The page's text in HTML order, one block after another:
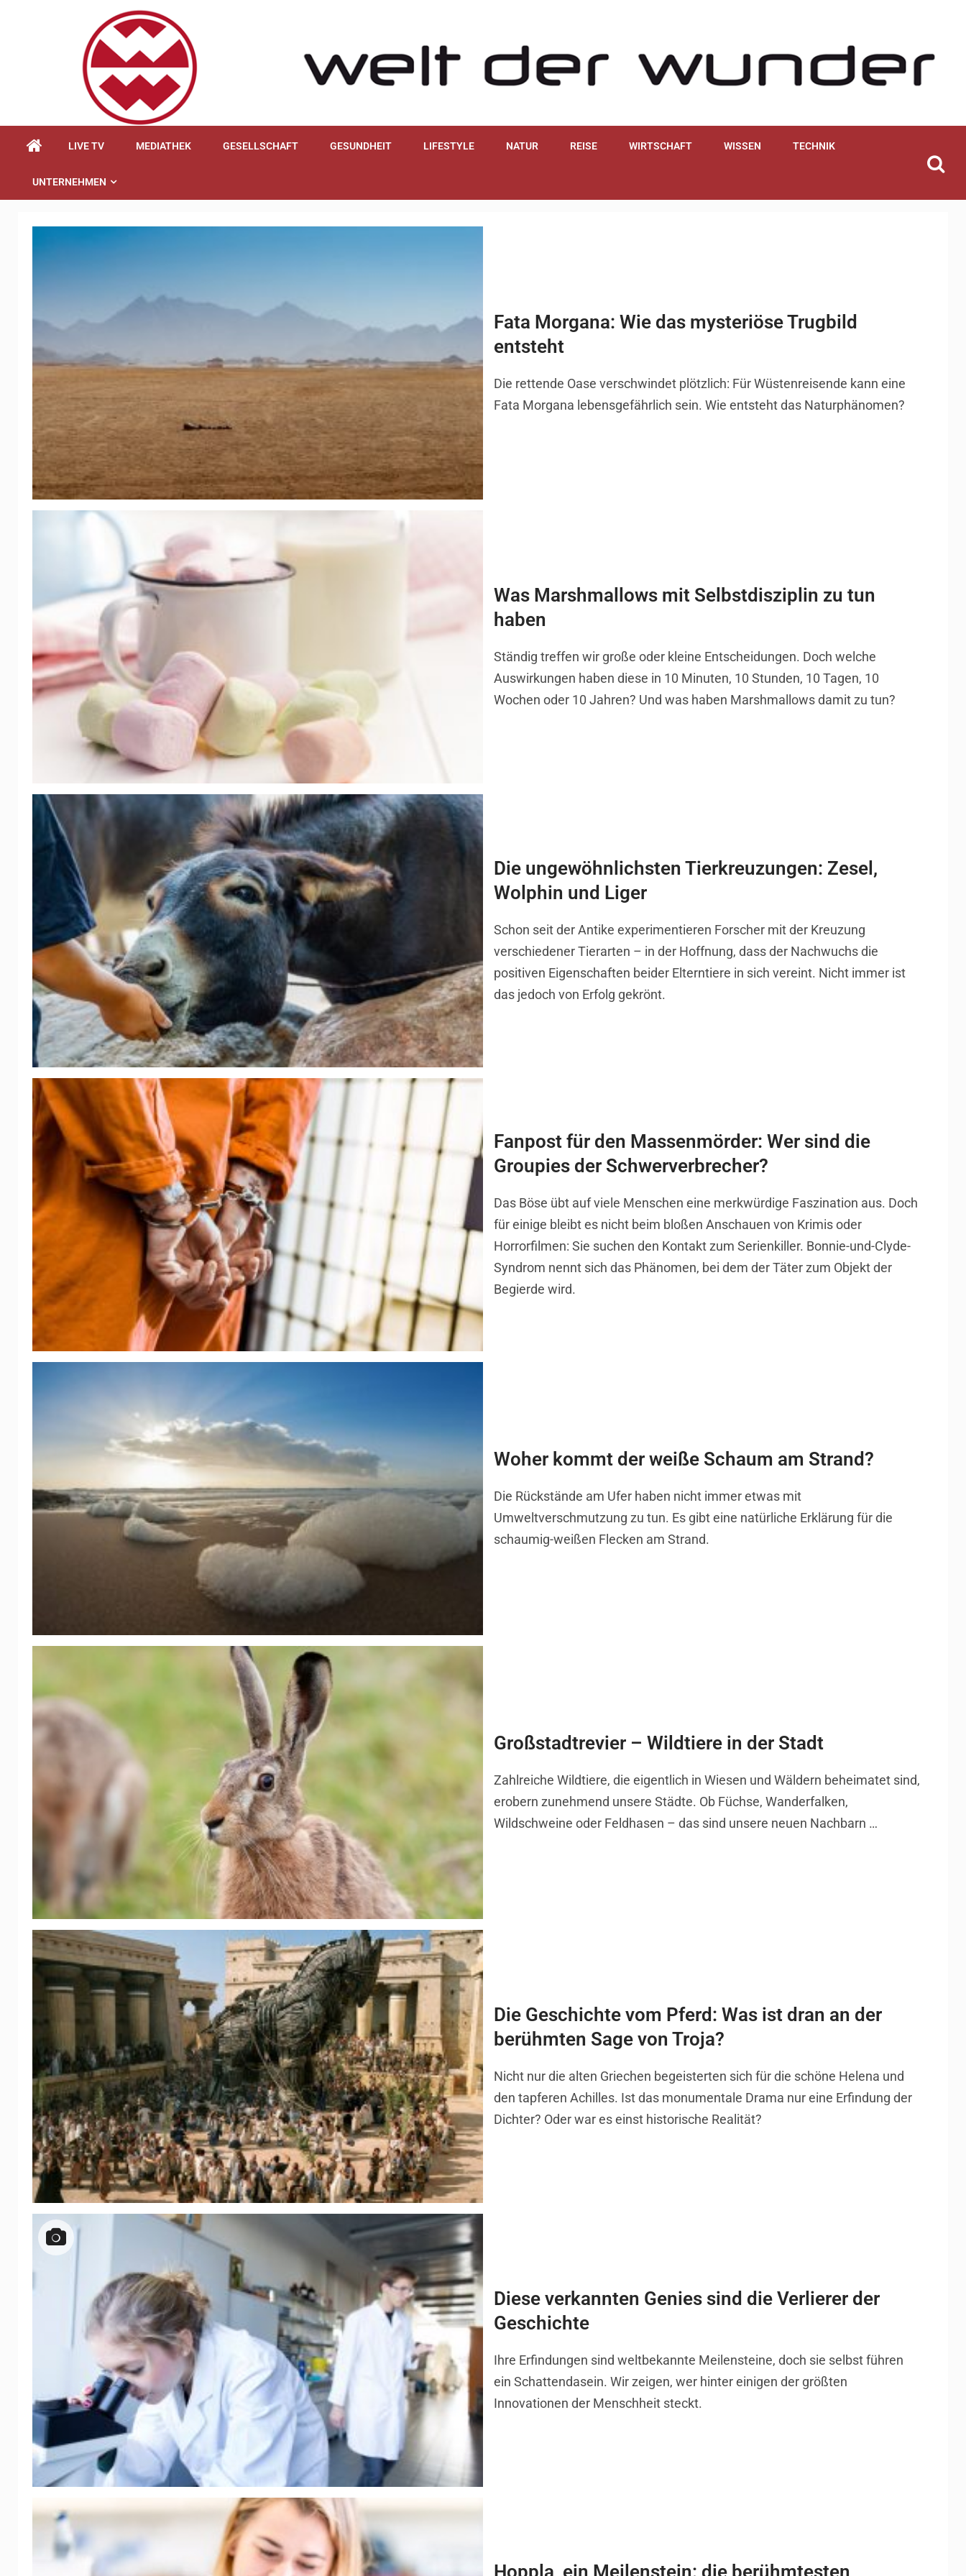
LIVE TV MEDIATHEK GESELLSCHAFT GESUNDHEIT LIFESTYLE NATUR REISE WIRTSCHAFT WISSEN TECHNIK
UNTERNEHMEN
Fata Morgana: Wie das mysteriöse Trugbild
entsteht
Die rettende Oase verschwindet plötzlich: Für Wüstenreisende kann eine
Fata Morgana lebensgefährlich sein. Wie entsteht das Naturphänomen?
Was Marshmallows mit Selbstdisziplin zu tun
haben
Ständig treffen wir große oder kleine Entscheidungen. Doch welche
Auswirkungen haben diese in 10 Minuten, 10 Stunden, 10 Tagen, 10
Wochen oder 10 Jahren? Und was haben Marshmallows damit zu tun?
Die ungewöhnlichsten Tierkreuzungen: Zesel,
Wolphin und Liger
Schon seit der Antike experimentieren Forscher mit der Kreuzung
verschiedener Tierarten – in der Hoffnung, dass der Nachwuchs die
positiven Eigenschaften beider Elterntiere in sich vereint. Nicht immer ist
das jedoch von Erfolg gekrönt.
Fanpost für den Massenmörder: Wer sind die
Groupies der Schwerverbrecher?
Das Böse übt auf viele Menschen eine merkwürdige Faszination aus. Doch
für einige bleibt es nicht beim bloßen Anschauen von Krimis oder
Horrorfilmen: Sie suchen den Kontakt zum Serienkiller. Bonnie-und-Clyde-
Syndrom nennt sich das Phänomen, bei dem der Täter zum Objekt der
Begierde wird.
Woher kommt der weiße Schaum am Strand?
Die Rückstände am Ufer haben nicht immer etwas mit
Umweltverschmutzung zu tun. Es gibt eine natürliche Erklärung für die
schaumig-weißen Flecken am Strand.
Großstadtrevier – Wildtiere in der Stadt
Zahlreiche Wildtiere, die eigentlich in Wiesen und Wäldern beheimatet sind,
erobern zunehmend unsere Städte. Ob Füchse, Wanderfalken,
Wildschweine oder Feldhasen – das sind unsere neuen Nachbarn …
Die Geschichte vom Pferd: Was ist dran an der
berühmten Sage von Troja?
Nicht nur die alten Griechen begeisterten sich für die schöne Helena und
den tapferen Achilles. Ist das monumentale Drama nur eine Erfindung der
Dichter? Oder war es einst historische Realität?
Diese verkannten Genies sind die Verlierer der
Geschichte
Ihre Erfindungen sind weltbekannte Meilensteine, doch sie selbst führen
ein Schattendasein. Wir zeigen, wer hinter einigen der größten
Innovationen der Menschheit steckt.
Hoppla, ein Meilenstein: die berühmtesten